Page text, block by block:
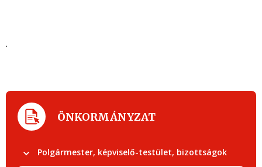
.
ÖNKORMÁNYZAT
Polgármester, képviselő-testület, bizottságok